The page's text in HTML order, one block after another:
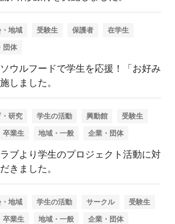
地域 受験生 保護者 在学生
団体
ウルフードで学生を応援！「お好み
しました。
研究 学生の活動 興動館 受験生
卒業生 地域・一般 企業・団体
ブより学生のプロジェクト活動に対
きました。
地域 学生の活動 サークル 受験生
卒業生 地域・一般 企業・団体